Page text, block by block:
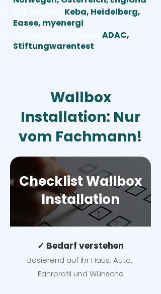
Keba, Heidelberg,
Easee, myenergi
ADAC,
Stiftungwarentest
Wallbox
Installation: Nur
vom Fachmann!
Checklist Wallbox
Installation
✓ Bedarf verstehen
Basierend auf Ihr Haus, Auto,
Fahrprofil und Wünsche